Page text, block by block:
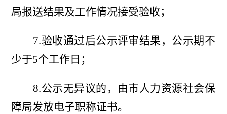
局报送结果及工作情况接受验收；
7.验收通过后公示评审结果，公示期不
少于5个工作日；
8.公示无异议的，由市人力资源社会保
障局发放电子职称证书。